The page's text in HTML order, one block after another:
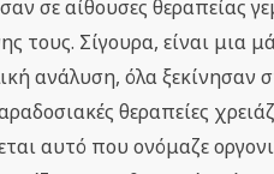
σε αίθουσες
τους. Σίγουρα, είναι μια
ανάλυση, όλα
θεραπείες
αυτό που ονόμαζε